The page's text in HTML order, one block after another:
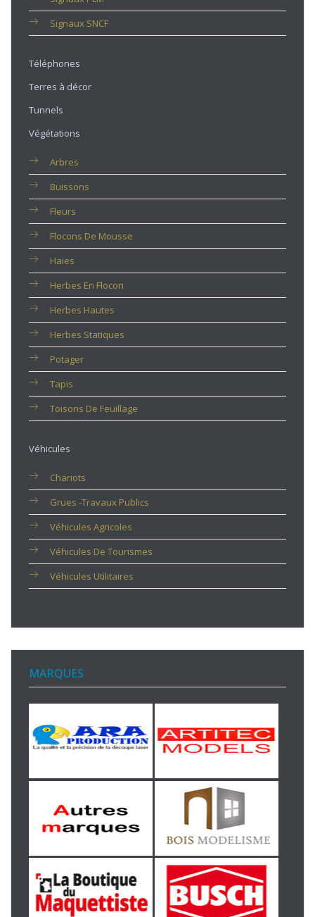
Signaux SNCF
Téléphones
Terres à décor
Tunnels
Végétations
Arbres
Buissons
Fleurs
Flocons De Mousse
Haies
Herbes En Flocon
Herbes Hautes
Herbes Statiques
Potager
Tapis
Toisons De Feuillage
Véhicules
Chariots
Grues -travaux Publics
Véhicules Agricoles
Véhicules De Tourismes
Véhicules Utilitaires
MARQUES